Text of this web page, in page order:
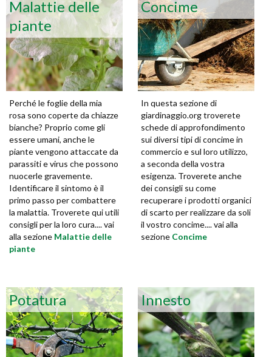
Malattie delle
piante
Perché le foglie della mia
rosa sono coperte da chiazze
bianche? Proprio come gli
essere umani, anche le
piante vengono attaccate da
parassiti e virus che possono
nuocerle gravemente.
Identificare il sintomo è il
primo passo per combattere
la malattia. Troverete qui utili
consigli per la loro cura.... vai
alla sezione Malattie delle
piante
Concime
In questa sezione di
giardinaggio.org troverete
schede di approfondimento
sui diversi tipi di concime in
commercio e sul loro utilizzo,
a seconda della vostra
esigenza. Troverete anche
dei consigli su come
recuperare i prodotti organici
di scarto per realizzare da soli
il vostro concime.... vai alla
sezione Concime
Potatura Innesto